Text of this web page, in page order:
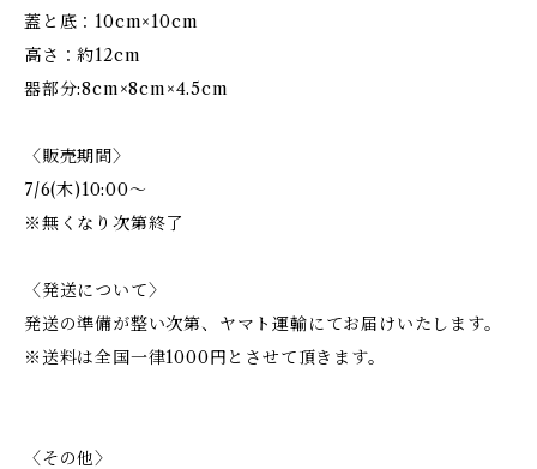
蓋と底：10cm×10cm
高さ：約12cm
器部分:8cm×8cm×4.5cm
〈販売期間〉
7/6(木)10:00〜
※無くなり次第終了
〈発送について〉
発送の準備が整い次第、ヤマト運輸にてお届けいたします。
※送料は全国一律1000円とさせて頂きます。
〈その他〉